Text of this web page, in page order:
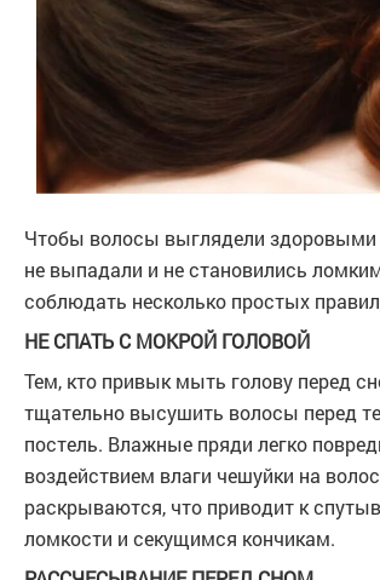
Чтобы волосы выглядели
не выпадали и не становились
соблюдать несколько простых
НЕ СПАТЬ С МОКРОЙ ГОЛОВОЙ
Тем, кто привык мыть голову перед
тщательно высушить волосы перед
постель. Влажные пряди легко
воздействием влаги чешуйки на
раскрываются, что приводит к
ломкости и секущимся кончикам.